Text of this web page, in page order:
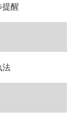
提醒
法